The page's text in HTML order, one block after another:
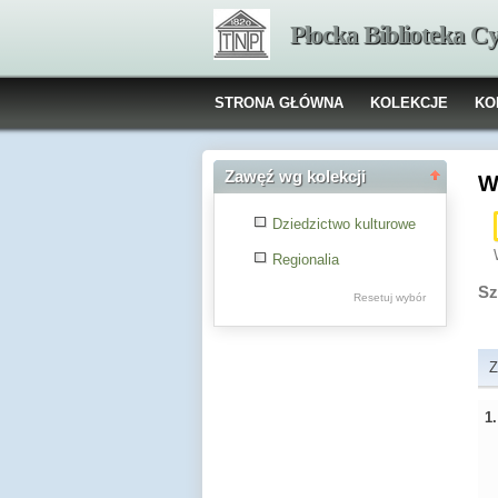
Płocka Biblioteka
STRONA GŁÓWNA KOLEKCJE
Zawęź wg kolekcji
Dziedzictwo kulturowe
Regionalia
Resetuj wybór